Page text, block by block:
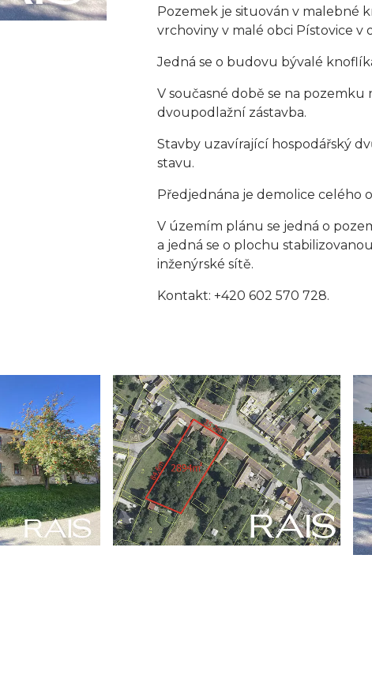
Pozemek je situován v malebné
vrchoviny v malé obci Pístovice v
Jedná se o budovu bývalé
V současné době se na pozemku
dvoupodlažní zástavba.
Stavby uzavírající hospodářský
stavu.
Předjednána je demolice celého
V územím plánu se jedná o
a jedná se o plochu
inženýrské sítě.
Kontakt: +420 602 570 728.